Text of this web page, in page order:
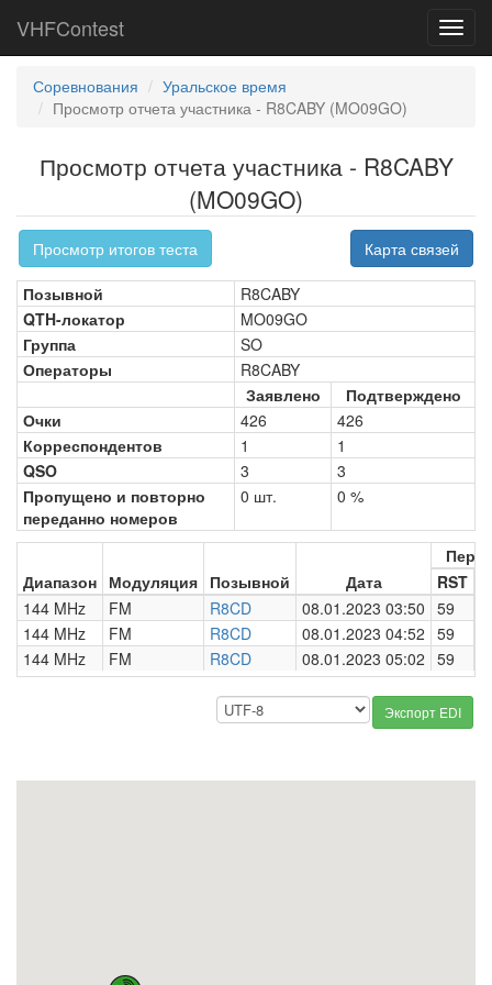
VHFContest
Соревнования
Уральское время
Просмотр отчета участника - R8CABY (MO09GO)
Просмотр отчета участника - R8CABY
(MO09GO)
Просмотр итогов теста Карта связей
Позывной
R8CABY
QTH-локатор
MO09GO
Группа
SO
Операторы
R8CABY
Заявлено
Подтверждено
Очки
426
426
Корреспондентов
1
1
QSO
3
3
Пропущено и повторно
переданно номеров
0 шт. 0 %
Диапазон Модуляция Позывной Дата
RST
144 MHz
FM R8CD 08.01.2023 03:50 59
144 MHz
FM R8CD 08.01.2023 04:52 59
144 MHz
FM R8CD 08.01.2023 05:02 59
Экспорт EDI